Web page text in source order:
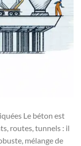
Le béton est
routes, tunnels : il
mélange de